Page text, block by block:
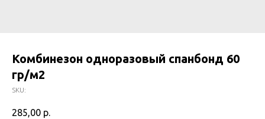
Комбинезон одноразовый спанбонд 60
гр/м2
SKU:
285,00 р.